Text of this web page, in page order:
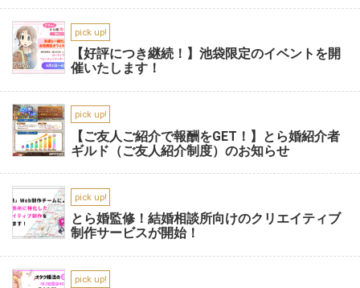
pick up!
【好評につき継続！】池袋限定のイベントを開
催いたします！
pick up!
【ご友人ご紹介で報酬をGET！】とら婚紹介者
ギルド（ご友人紹介制度）のお知らせ
pick up!
とら婚監修！結婚相談所向けのクリエイティブ
制作サービスが開始！
pick up!